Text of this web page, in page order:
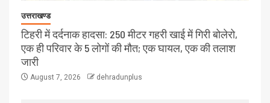
उत्तराखण्ड
टिहरी में दर्दनाक हादसा: 250 मीटर गहरी खाई में गिरी बोलेरो,
एक ही परिवार के 5 लोगों की मौत; एक घायल, एक की तलाश
जारी
August 7, 2026 dehradunplus